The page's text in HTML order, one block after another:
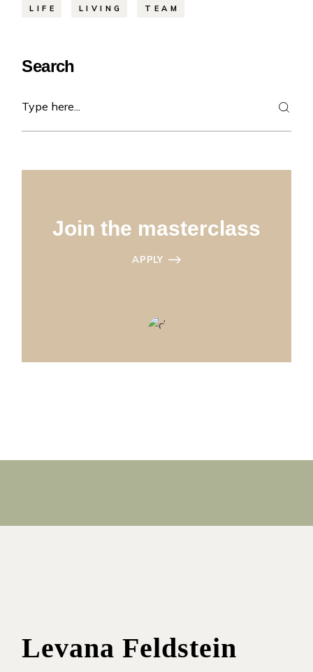
LIFE LIVING TEAM
Search
Join the masterclass
APPLY
Levana Feldstein